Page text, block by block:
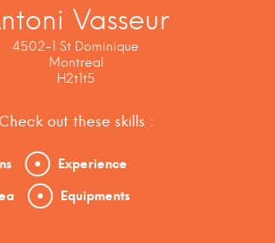
Vasseur
4502-1 St Dominique
Montreal
H2t1t5
Check out these skills :
Experience
Equipments